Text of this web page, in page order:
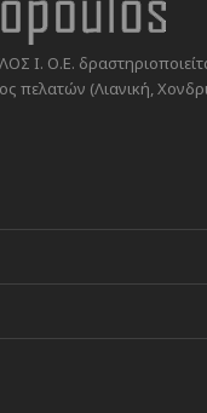
Ο.Ε.
πελατών (Λιανική,